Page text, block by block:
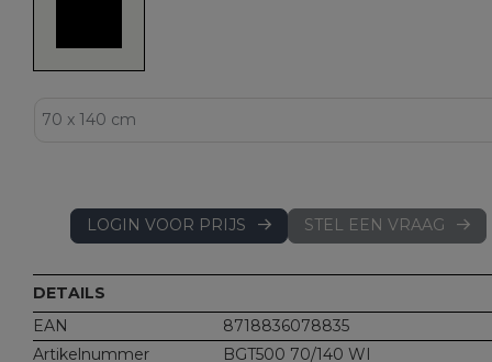
LOGIN VOOR PRIJS STEL EEN VRAAG
DETAILS
EAN
8718836078835
Artikelnummer
BGT500 70/140 WI